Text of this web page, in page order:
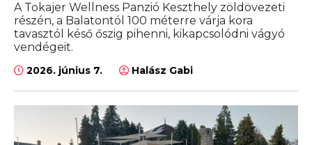
A Tokajer Wellness Panzió Keszthely zöldövezeti
részén, a Balatontól 100 méterre várja kora
tavasztól késő őszig pihenni, kikapcsolódni vágyó
vendégeit.
2026. június 7. Halász Gabi